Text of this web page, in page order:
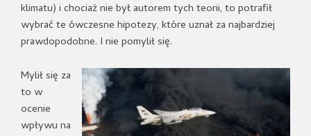
klimatu) i chociaż nie był autorem tych teorii, to potrafił
wybrać te ówczesne hipotezy, które uznał za najbardziej
prawdopodobne. I nie pomylił się.
Mylił się za
to w
ocenie
wpływu na